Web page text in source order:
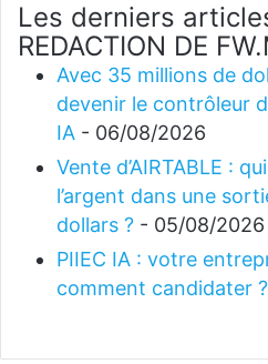
Les derniers
REDACTION DE
Avec 35 millions de
devenir le contrôleur
IA - 06/08/2026
Vente d’AIRTABLE :
l’argent dans une
dollars ? - 05/08/2026
PIIEC IA : votre
comment candidater ?